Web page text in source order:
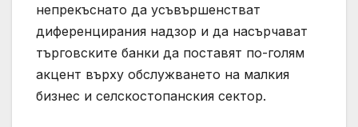
непрекъснато да усъвършенстват
диференцирания надзор и да насърчават
търговските банки да поставят по-голям
акцент върху обслужването на малкия
бизнес и селскостопанския сектор.